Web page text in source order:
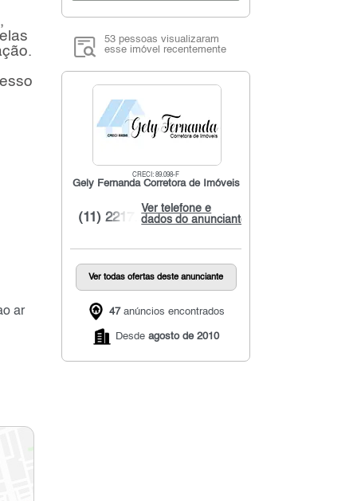
ar
53 pessoas visualizaram
esse imóvel recentemente
CRECI: 89.098-F
Gely Fernanda Corretora de Imóveis
Ver telefone e
dados do anunciante
(11) 2217...
Ver todas ofertas deste anunciante
47anúncios encontrados
Desde agosto de 2010